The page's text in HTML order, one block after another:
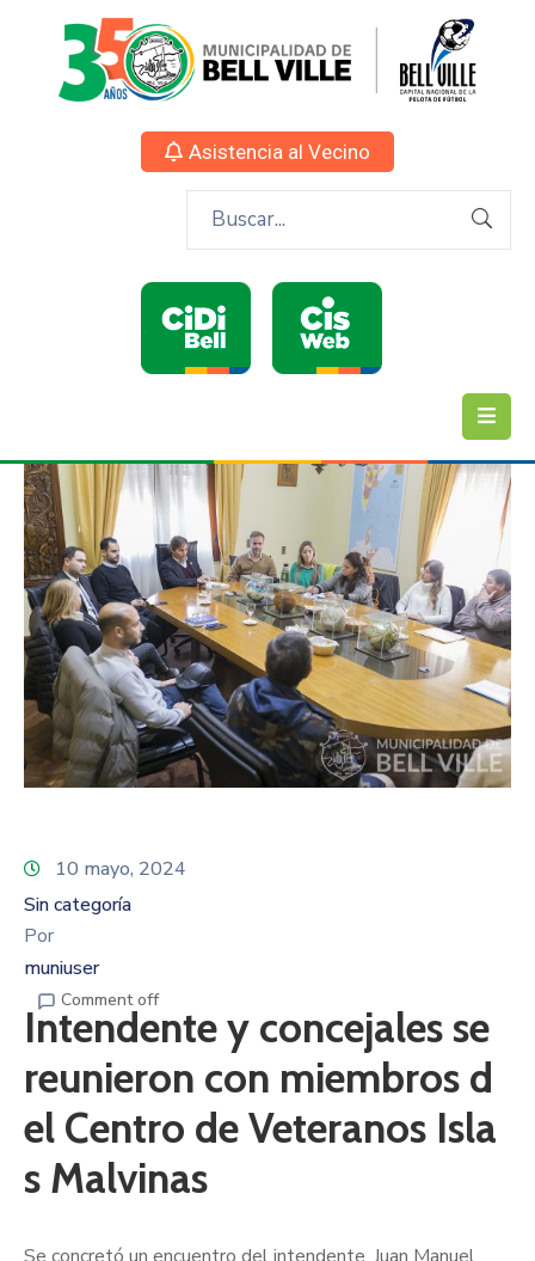
Asistencia al Vecino
10 mayo, 2024
Sin categoría
Por
muniuser
Comment off
Intendente y concejales se
reunieron con miembros d
el Centro de Veteranos Isla
s Malvinas